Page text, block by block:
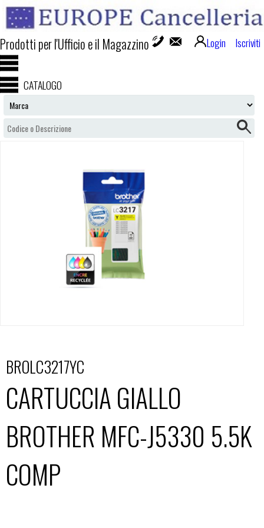
Prodotti per l'Ufficio e il Magazzino Login Iscriviti
CATALOGO
BROLC3217YC
CARTUCCIA GIALLO
BROTHER MFC-J5330 5.5K
COMP